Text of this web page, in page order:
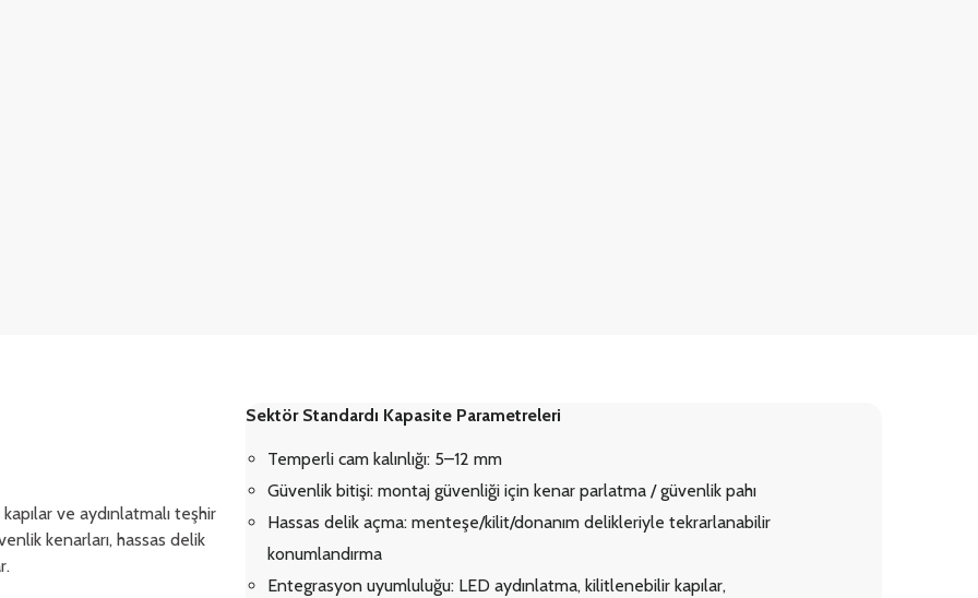
ve aydınlatmalı teşhir
kenarları, hassas delik
Sektör Standardı Kapasite Parametreleri
Temperli cam kalınlığı: 5–12 mm
Güvenlik bitişi: montaj güvenliği için kenar parlatma / güvenlik pahı
Hassas delik açma: menteşe/kilit/donanım delikleriyle tekrarlanabilir
konumlandırma
Entegrasyon uyumluluğu: LED aydınlatma, kilitlenebilir kapılar,